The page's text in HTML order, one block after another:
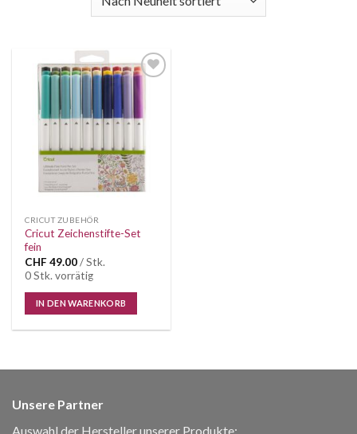
CRICUT ZUBEHÖR
Cricut Zeichenstifte-Set
fein
CHF 49.00/ Stk.
0 Stk. vorrätig
IN DEN WARENKORB
Unsere Partner
Auswahl der Hersteller unserer Produkte: